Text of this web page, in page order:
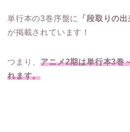
単行本の3巻序盤に
「段取りの
が掲載されています！
つまり、アニメ2期は単行本3巻
れます。